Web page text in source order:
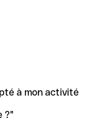
à mon activité
?"